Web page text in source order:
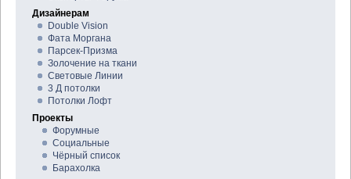
Дизайнерам
Double Vision
Фата Моргана
Парсек-Призма
Золочение на ткани
Световые Линии
3 Д потолки
Потолки Лофт
Проекты
Форумные
Социальные
Чёрный список
Барахолка